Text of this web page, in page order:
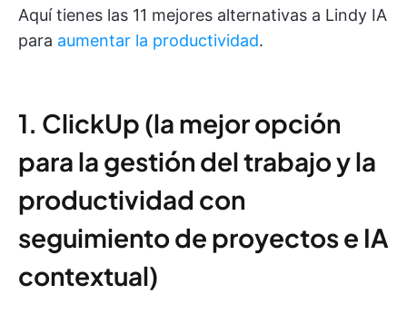
Aquí tienes las 11 mejores alternativas a Lindy IA
para aumentar la productividad.
1. ClickUp (la mejor opción
para la gestión del trabajo y la
productividad con
seguimiento de proyectos e IA
contextual)